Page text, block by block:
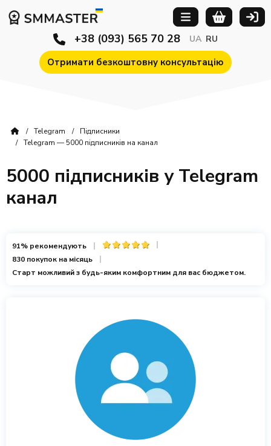
Отримати безкоштовну консультацію
+38 (093) 565 70 28 UA RU
Telegram
Підписники
Telegram — 5000 підписників на канал
5000 підписників у Telegram
канал
91% рекомендують
830 покупок на місяць
Старт можливий з будь-яким комфортним для вас бюджетом.